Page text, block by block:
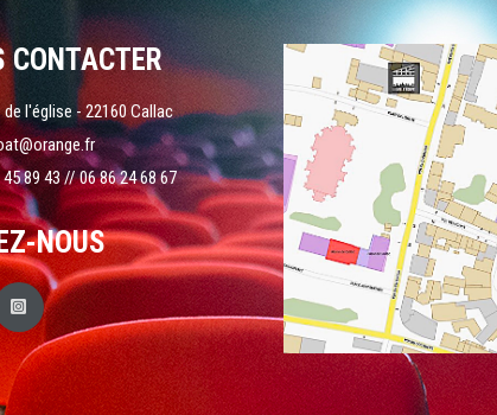
CONTACTER
de l'église - 22160 Callac
89 43 // 06 86 24 68 67
NOUS